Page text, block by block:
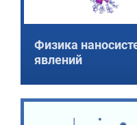
Физика
явлений